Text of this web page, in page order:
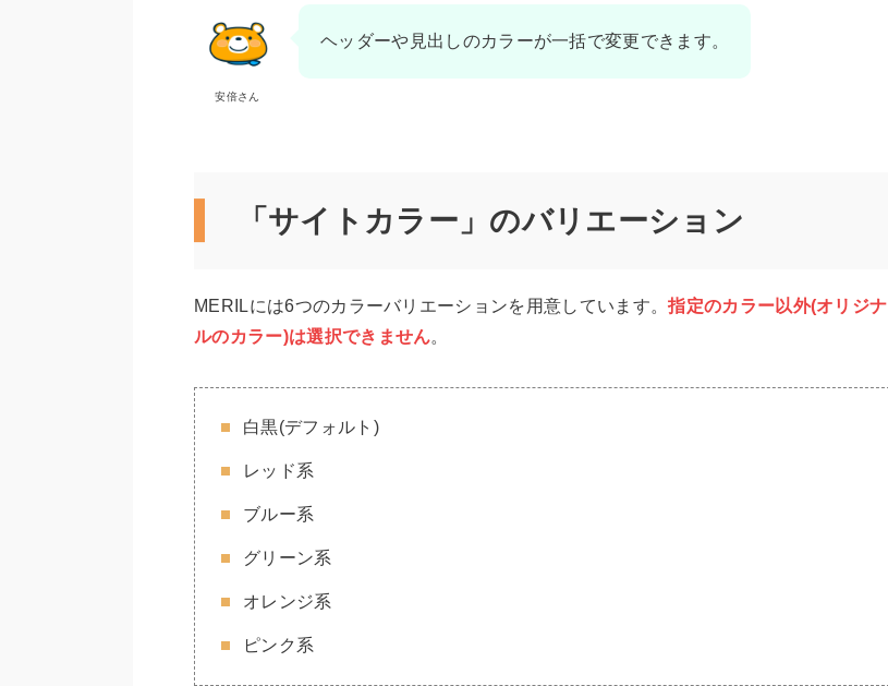
安倍さん
ヘッダーや見出しのカラーが一括で変更できます。
「サイトカラー」のバリエーション
MERILには6つのカラーバリエーションを用意しています。指定のカラー以外(オリジナ
ルのカラー)は選択できません。
白黒(デフォルト)
レッド系
ブルー系
グリーン系
オレンジ系
ピンク系